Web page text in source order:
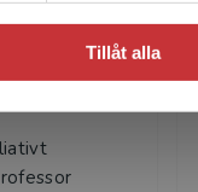
Tillåt alla
och